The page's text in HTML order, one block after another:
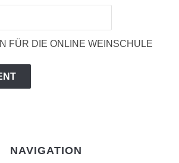
FÜR DIE ONLINE WEINSCHULE
NAVIGATION